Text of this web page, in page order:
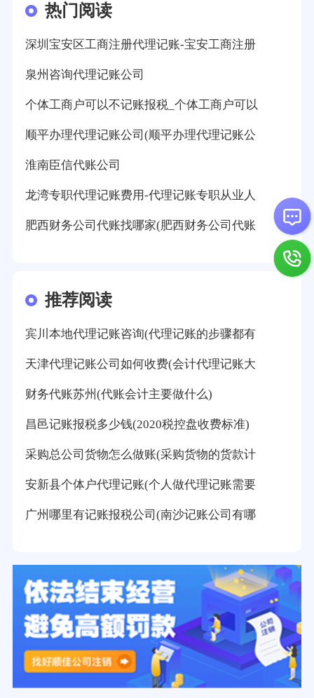
热门阅读
深圳宝安区工商注册代理记账-宝安工商注册
泉州咨询代理记账公司
个体工商户可以不记账报税_个体工商户可以
顺平办理代理记账公司(顺平办理代理记账公
淮南臣信代账公司
龙湾专职代理记账费用-代理记账专职从业人
肥西财务公司代账找哪家(肥西财务公司代账
推荐阅读
宾川本地代理记账咨询(代理记账的步骤都有
天津代理记账公司如何收费(会计代理记账大
财务代账苏州(代账会计主要做什么)
昌邑记账报税多少钱(2020税控盘收费标准)
采购总公司货物怎么做账(采购货物的货款计
安新县个体户代理记账(个人做代理记账需要
广州哪里有记账报税公司(南沙记账公司有哪